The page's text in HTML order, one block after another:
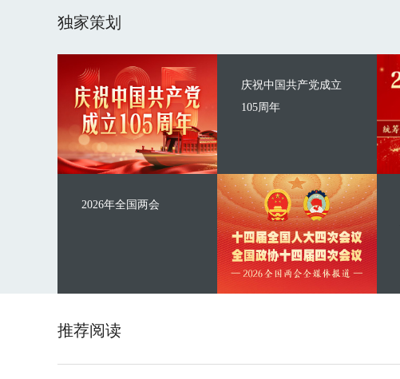
独家策划
庆祝中国共产党成立
105周年
2026年全国两会
推荐阅读